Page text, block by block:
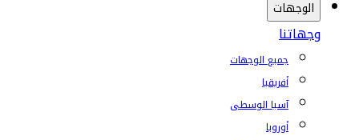
الوجهات
وجهاتنا
جميع الوجهات
أفريقيا
آسيا الوسطى
أوروبا